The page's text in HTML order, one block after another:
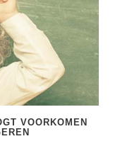
VOORKOMEN